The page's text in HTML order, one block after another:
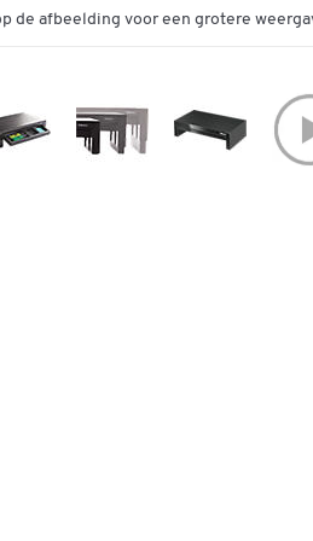
de afbeelding voor een grotere